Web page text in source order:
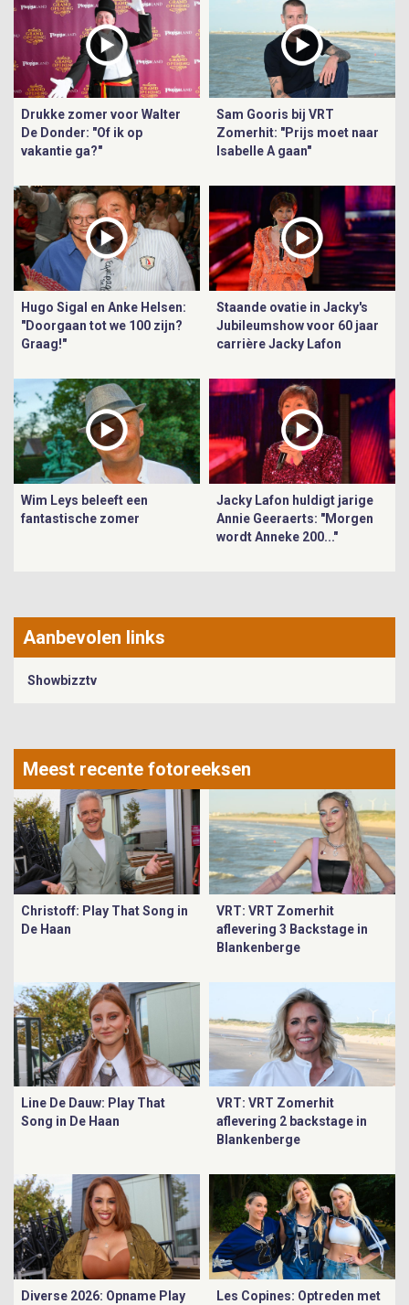
Drukke zomer voor Walter
De Donder: "Of ik op
vakantie ga?"
Sam Gooris bij VRT
Zomerhit: "Prijs moet naar
Isabelle A gaan"
Hugo Sigal en Anke Helsen:
"Doorgaan tot we 100 zijn?
Graag!"
Staande ovatie in Jacky's
Jubileumshow voor 60 jaar
carrière Jacky Lafon
Wim Leys beleeft een
fantastische zomer
Jacky Lafon huldigt jarige
Annie Geeraerts: "Morgen
wordt Anneke 200..."
Aanbevolen links
Showbizztv
Meest recente fotoreeksen
Christoff: Play That Song in
De Haan
VRT: VRT Zomerhit
aflevering 3 Backstage in
Blankenberge
Line De Dauw: Play That
Song in De Haan
VRT: VRT Zomerhit
aflevering 2 backstage in
Blankenberge
Diverse 2026: Opname Play
Les Copines: Optreden met